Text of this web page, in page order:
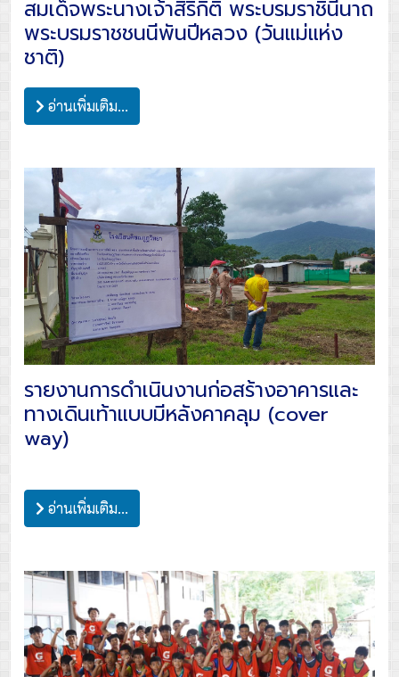
สมเด็จพระนางเจ้าสิริกิติ์ พระบรมราชินีนาถ
พระบรมราชชนนีพันปีหลวง (วันแม่แห่ง
ชาติ)
อ่านเพิ่มเติม...
รายงานการดำเนินงานก่อสร้างอาคารและ
ทางเดินเท้าแบบมีหลังคาคลุม (cover
way)
อ่านเพิ่มเติม...